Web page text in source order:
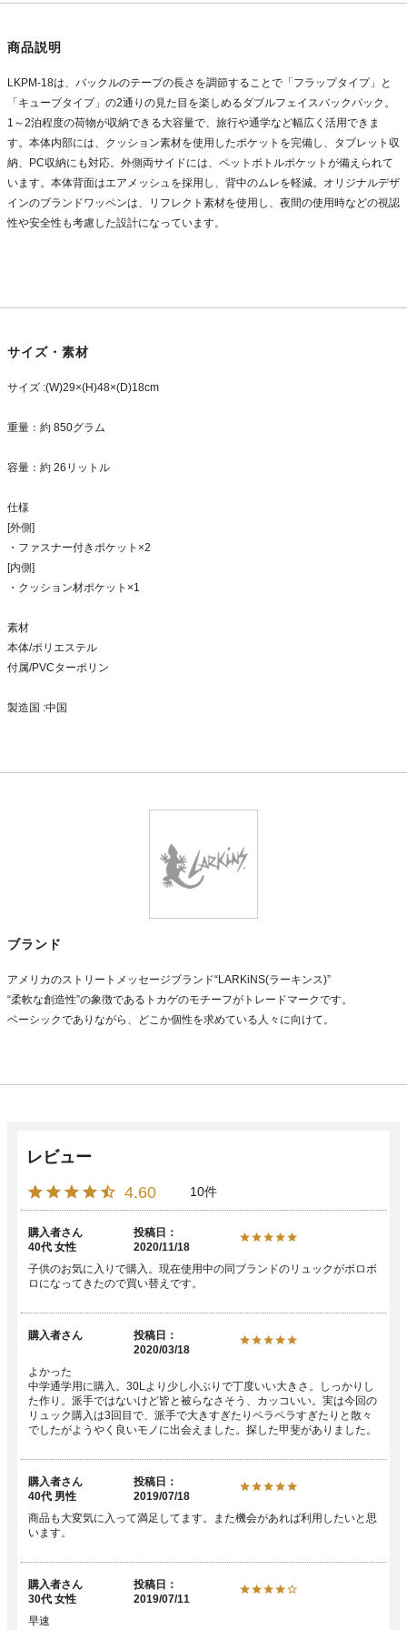
商品説明
LKPM-18は、バックルのテープの長さを調節することで「フラップタイプ」と
「キューブタイプ」の2通りの見た目を楽しめるダブルフェイスバックパック。
1～2泊程度の荷物が収納できる大容量で、旅行や通学など幅広く活用できま
す。本体内部には、クッション素材を使用したポケットを完備し、タブレット収
納、PC収納にも対応。外側両サイドには、ペットボトルポケットが備えられて
います。本体背面はエアメッシュを採用し、背中のムレを軽減。オリジナルデザ
インのブランドワッペンは、リフレクト素材を使用し、夜間の使用時などの視認
性や安全性も考慮した設計になっています。
サイズ・素材
サイズ :(W)29×(H)48×(D)18cm
重量：約 850グラム
容量：約 26リットル
仕様
[外側]
・ファスナー付きポケット×2
[内側]
・クッション材ポケット×1
素材
本体/ポリエステル
付属/PVCターポリン
製造国 :中国
ブランド
アメリカのストリートメッセージブランド“LARKiNS(ラーキンス)”
“柔軟な創造性”の象徴であるトカゲのモチーフがトレードマークです。
ベーシックでありながら、どこか個性を求めている人々に向けて。
4.60 10
購入者
40代 女性
投稿日
2020/11/18
子供のお気に入りで購入。現在使用中の同ブランドのリュックがボロボ
ロになってきたので買い替えです。
購入者
投稿日
2020/03/18
よかった
中学通学用に購入。30Lより少し小ぶりで丁度いい大きさ。しっかりし
た作り。派手ではないけど皆と被らなさそう、カッコいい。実は今回の
リュック購入は3回目で、派手で大きすぎたりペラペラすぎたりと散々
でしたがようやく良いモノに出会えました。探した甲斐がありました。
購入者
40代 男性
投稿日
2019/07/18
商品も大変気に入って満足してます。また機会があれば利用したいと思
います。
購入者
30代 女性
投稿日
2019/07/11
早速